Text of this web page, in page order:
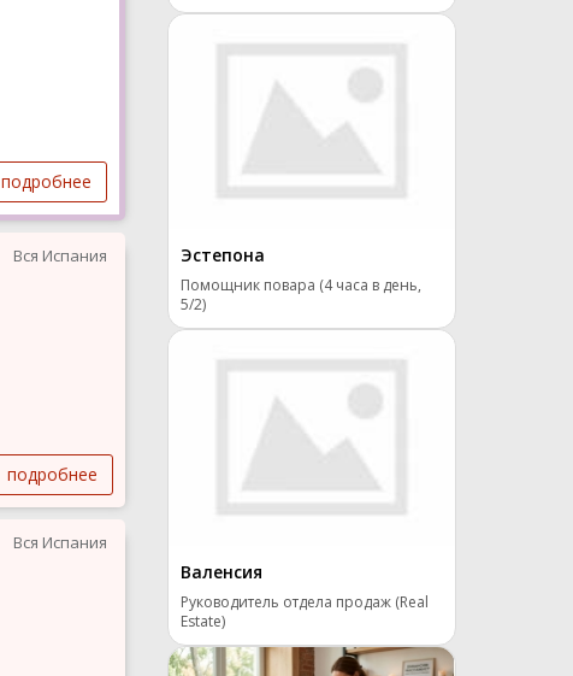
подробнее
Вся Испания
подробнее
Вся Испания
Эстепона
Помощник повара (4 часа в день,
5/2)
Валенсия
Руководитель отдела продаж (Real
Estate)